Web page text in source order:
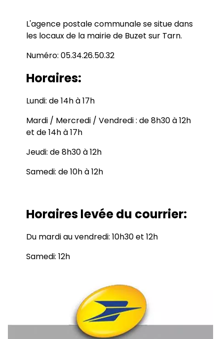
L'agence postale communale se situe dans
les locaux de la mairie de Buzet sur Tarn.
Numéro: 05.34.26.50.32
Horaires:
Lundi: de 14h à 17h
Mardi / Mercredi / Vendredi : de 8h30 à 12h
et de 14h à 17h
Jeudi: de 8h30 à 12h
Samedi: de 10h à 12h
Horaires levée du courrier:
Du mardi au vendredi: 10h30 et 12h
Samedi: 12h